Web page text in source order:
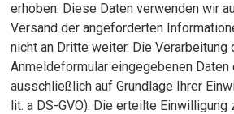
erhoben. Diese Daten verwenden wir
Versand der angeforderten
nicht an Dritte weiter. Die Verarbeitung
Anmeldeformular eingegebenen
ausschließlich auf Grundlage Ihrer
lit. a DS-GVO). Die erteilte Einwilligung